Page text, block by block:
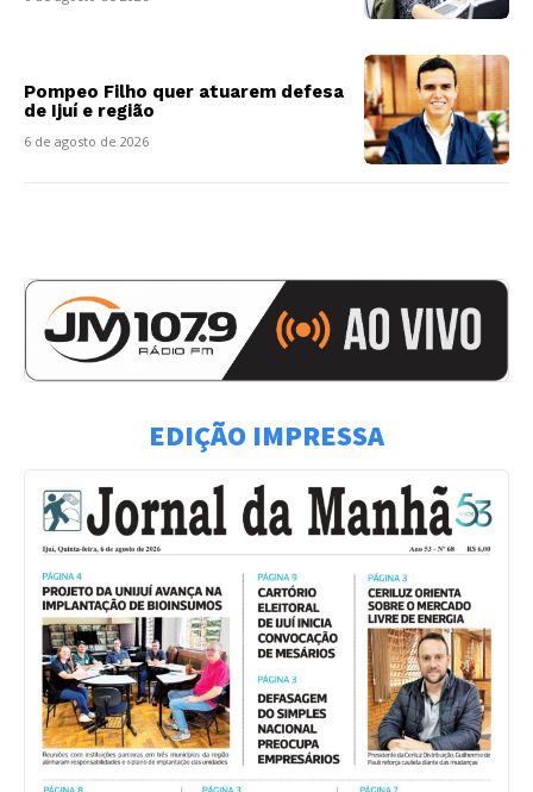
Pompeo Filho quer atuarem defesa
de Ijuí e região
6 de agosto de 2026
EDIÇÃO IMPRESSA